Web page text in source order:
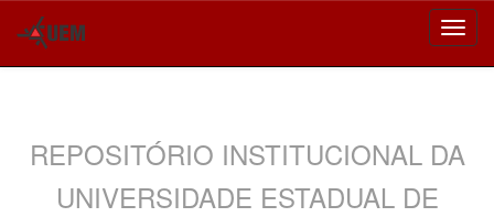
REPOSITÓRIO INSTITUCIONAL DA
UNIVERSIDADE ESTADUAL DE